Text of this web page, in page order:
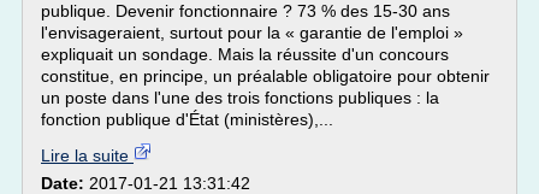
publique. Devenir fonctionnaire ? 73 % des 15-30 ans
l'envisageraient, surtout pour la « garantie de l'emploi »
expliquait un sondage. Mais la réussite d'un concours
constitue, en principe, un préalable obligatoire pour obtenir
un poste dans l'une des trois fonctions publiques : la
fonction publique d'État (ministères),...
Lire la suite
Date: 2017-01-21 13:31:42